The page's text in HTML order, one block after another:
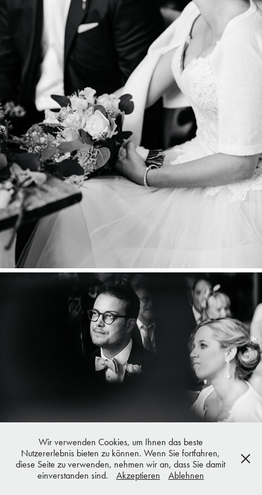
Wir verwenden Cookies, um Ihnen das beste
Nutzererlebnis bieten zu können. Wenn Sie fortfahren,
diese Seite zu verwenden, nehmen wir an, dass Sie damit
einverstanden sind.
Akzeptieren Ablehnen